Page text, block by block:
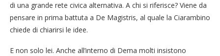
di una grande rete civica alternativa. A chi si riferisce? Viene da
pensare in prima battuta a De Magistris, al quale la Ciarambino
chiede di chiarirsi le idee.
E non solo lei. Anche all’interno di Dema molti insistono